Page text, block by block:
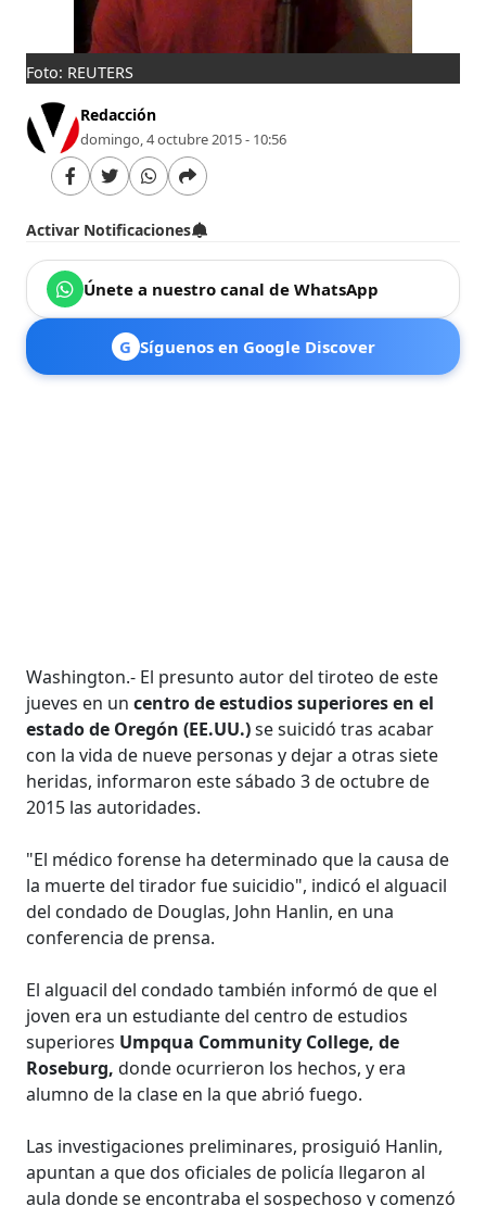
Foto: REUTERS
Redacción
domingo, 4 octubre 2015 - 10:56
Activar Notificaciones
Únete a nuestro canal de WhatsApp
G Síguenos en Google Discover
Washington.- El presunto autor del tiroteo de este
jueves en uncentro de estudios superiores en el
estado de Oregón (EE.UU.)se suicidó tras acabar
con la vida de nueve personas y dejar a otras siete
heridas, informaron este sábado 3 de octubre de
2015 las autoridades.
"El médico forense ha determinado que la causa de
la muerte del tirador fue suicidio", indicó el alguacil
del condado de Douglas, John Hanlin, en una
conferencia de prensa.
El alguacil del condado también informó de que el
joven era un estudiante del centro de estudios
superiores Umpqua Community College, de
Roseburg, donde ocurrieron los hechos, y era
alumno de la clase en la que abrió fuego.
Las investigaciones preliminares, prosiguió Hanlin,
apuntan a que dos oficiales de policía llegaron al
aula donde se encontraba el sospechoso y comenzó